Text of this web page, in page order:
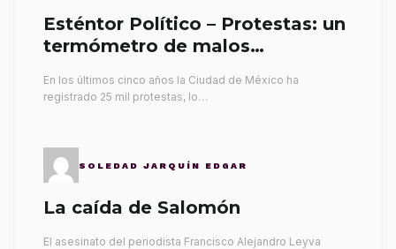
Esténtor Político – Protestas: un
termómetro de malos
En los últimos cinco años la Ciudad de México ha
registrado 25 mil protestas, lo…
SOLEDAD JARQUÍN EDGAR
La caída de Salomón
El asesinato del periodista Francisco Alejandro Leyva